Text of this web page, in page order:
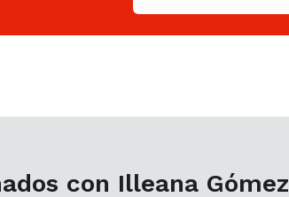
con Illeana Gómez